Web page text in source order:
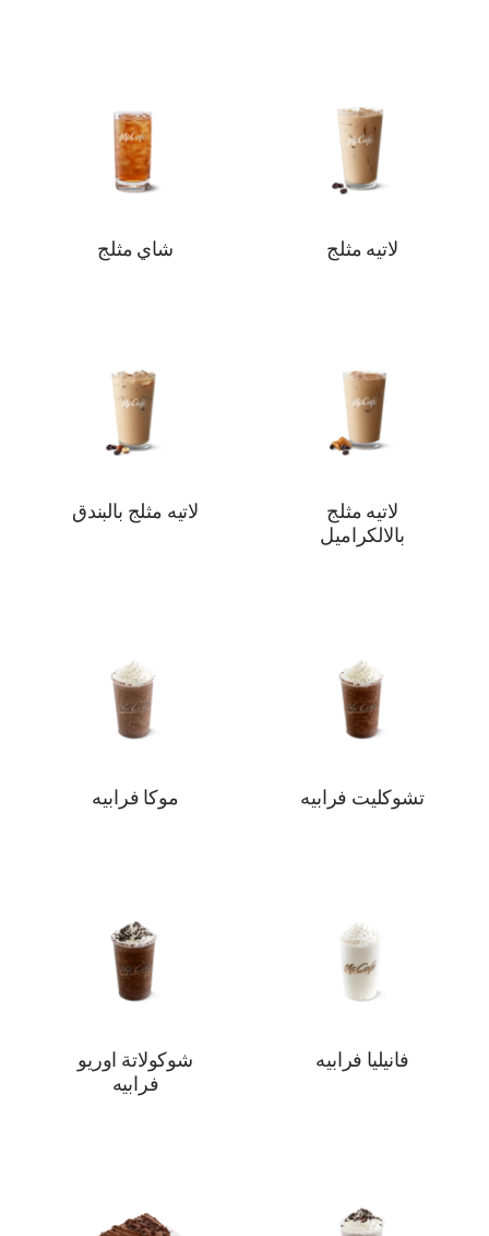
لاتيه مثلج شاي مثلج
لاتيه مثلج
بالالكراميل
لاتيه مثلج بالبندق
تشوكليت فرابيه موكا فرابيه
فانيليا فرابيه
شوكولاتة اوريو
فرابيه